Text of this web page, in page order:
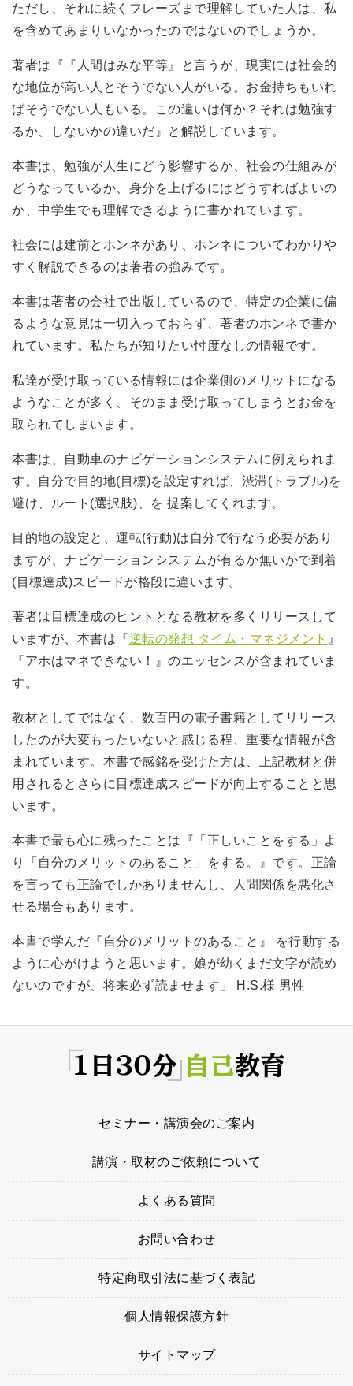
ただし、それに続くフレーズまで理解していた人は、私
を含めてあまりいなかったのではないのでしょうか。
著者は『『人間はみな平等』と言うが、現実には社会的
な地位が高い人とそうでない人がいる。お金持ちもいれ
ばそうでない人もいる。この違いは何か？それは勉強す
るか、しないかの違いだ』と解説しています。
本書は、勉強が人生にどう影響するか、社会の仕組みが
どうなっているか、身分を上げるにはどうすればよいの
か、中学生でも理解できるように書かれています。
社会には建前とホンネがあり、ホンネについてわかりや
すく解説できるのは著者の強みです。
本書は著者の会社で出版しているので、特定の企業に偏
るような意見は一切入っておらず、著者のホンネで書か
れています。私たちが知りたい忖度なしの情報です。
私達が受け取っている情報には企業側のメリットになる
ようなことが多く、そのまま受け取ってしまうとお金を
取られてしまいます。
本書は、自動車のナビゲーションシステムに例えられま
す。自分で目的地(目標)を設定すれば、渋滞(トラブル)を
避け、ルート(選択肢)、を 提案してくれます。
目的地の設定と、運転(行動)は自分で行なう必要があり
ますが、ナビゲーションシステムが有るか無いかで到着
(目標達成)スピードが格段に違います。
著者は目標達成のヒントとなる教材を多くリリースして
いますが、本書は『逆転の発想 タイム・マネジメント 』
『アホはマネできない！』のエッセンスが含まれていま
す。
教材としてではなく、数百円の電子書籍としてリリース
したのが大変もったいないと感じる程、重要な情報が含
まれています。本書で感銘を受けた方は、上記教材と併
用されるとさらに目標達成スピードが向上することと思
います。
本書で最も心に残ったことは『「正しいことをする」よ
り「自分のメリットのあること」をする。』です。正論
を言っても正論でしかありませんし、人間関係を悪化さ
せる場合もあります。
本書で学んだ『自分のメリットのあること』 を行動する
ように心がけようと思います。娘が幼くまだ文字が読め
ないのですが、将来必ず読ませます」 H.S.様 男性
セミナー・講演会のご案内
講演・取材のご依頼について
よくある質問
お問い合わせ
特定商取引法に基づく表記
個人情報保護方針
サイトマップ